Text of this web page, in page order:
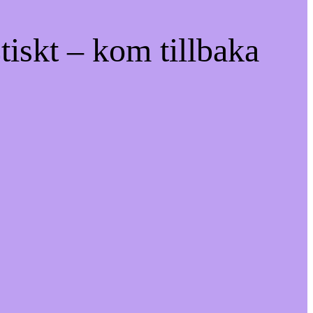
– kom tillbaka